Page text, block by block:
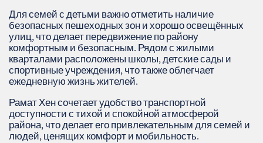
Для семей с детьми важно отметить наличие
безопасных пешеходных зон и хорошо освещённых
улиц, что делает передвижение по району
комфортным и безопасным. Рядом с жилыми
кварталами расположены школы, детские сады и
спортивные учреждения, что также облегчает
ежедневную жизнь жителей.
Рамат Хен сочетает удобство транспортной
доступности с тихой и спокойной атмосферой
района, что делает его привлекательным для семей и
людей, ценящих комфорт и мобильность.